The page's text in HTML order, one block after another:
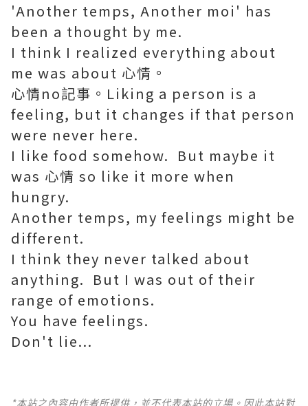
'Another temps, Another moi' has
been a thought by me.
I think I realized everything about
me was about 心情。
心情no記事。Liking a person is a
feeling, but it changes if that person
were never here.
I like food somehow. But maybe it
was 心情 so like it more when
hungry.
Another temps, my feelings might be
different.
I think they never talked about
anything. But I was out of their
range of emotions.
You have feelings.
Don't lie...
*本站之內容由作者所提供，並不代表本站的立場。因此本站對